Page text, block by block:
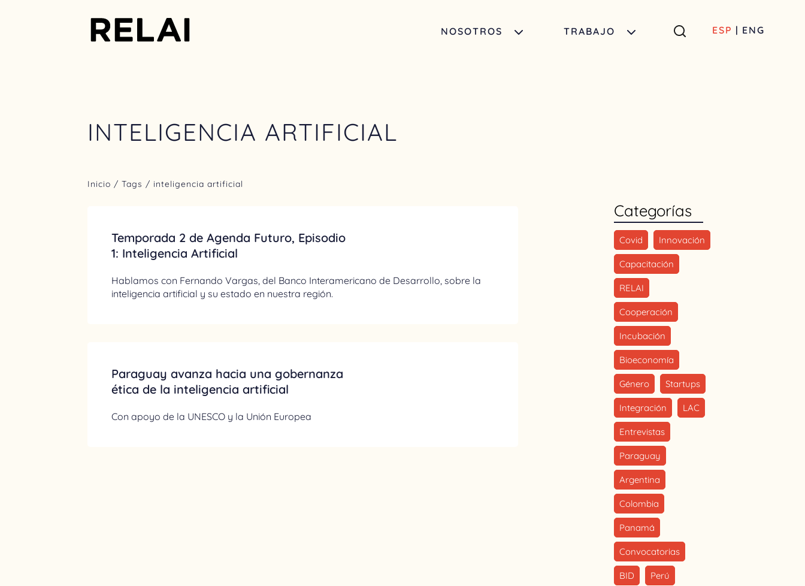
NOSOTROS TRABAJO ESP | ENG
INTELIGENCIA ARTIFICIAL
Inicio / Tags / inteligencia artificial
Temporada 2 de Agenda Futuro, Episodio
1: Inteligencia Artificial
Hablamos con Fernando Vargas, del Banco Interamericano de Desarrollo, sobre la
inteligencia artificial y su estado en nuestra región.
Paraguay avanza hacia una gobernanza
ética de la inteligencia artificial
Con apoyo de la UNESCO y la Unión Europea
Categorías
Covid Innovación
Capacitación
RELAI
Cooperación
Incubación
Bioeconomía
Género Startups
Integración LAC
Entrevistas
Paraguay
Argentina
Colombia
Panamá
Convocatorias
BID Perú